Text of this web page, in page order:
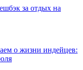
за отдых на
о жизни индейцев: